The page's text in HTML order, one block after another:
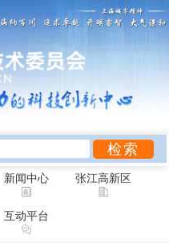
新闻中心 张江高新区
互动平台